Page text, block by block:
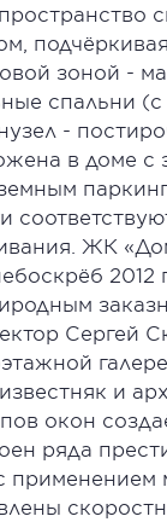
зоной -
спальни (с
-
в доме с
ЖК
2012
Сергей
и
окон
ряда
применением